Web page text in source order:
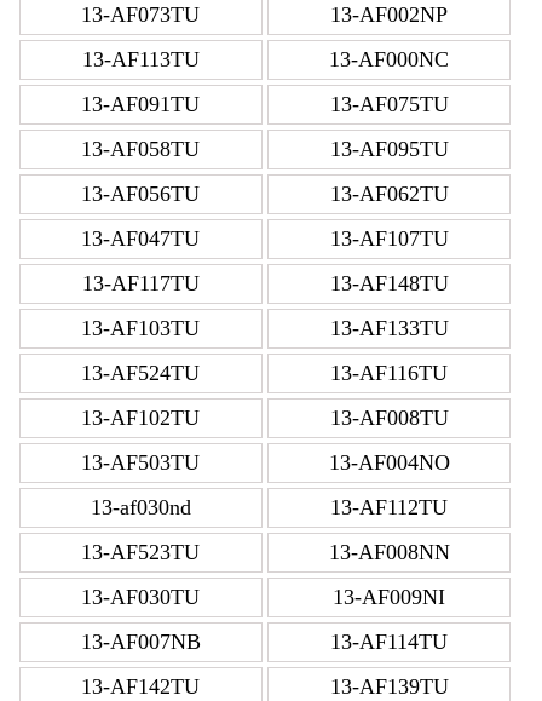
13-AF073TU
13-AF002NP
13-AF113TU
13-AF000NC
13-AF091TU
13-AF075TU
13-AF058TU
13-AF095TU
13-AF056TU
13-AF062TU
13-AF047TU
13-AF107TU
13-AF117TU
13-AF148TU
13-AF103TU
13-AF133TU
13-AF524TU
13-AF116TU
13-AF102TU
13-AF008TU
13-AF503TU
13-AF004NO
13-af030nd
13-AF112TU
13-AF523TU
13-AF008NN
13-AF030TU
13-AF009NI
13-AF007NB
13-AF114TU
13-AF142TU
13-AF139TU